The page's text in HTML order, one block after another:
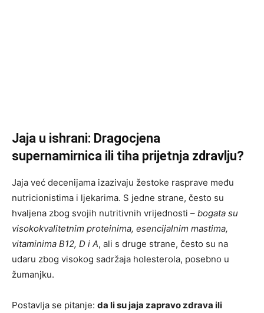
Jaja u ishrani: Dragocjena
supernamirnica ili tiha prijetnja zdravlju?
Jaja već decenijama izazivaju žestoke rasprave među
nutricionistima i ljekarima. S jedne strane, često su
hvaljena zbog svojih nutritivnih vrijednosti – bogata su
visokokvalitetnim proteinima, esencijalnim mastima,
vitaminima B12, D i A, ali s druge strane, često su na
udaru zbog visokog sadržaja holesterola, posebno u
žumanjku.
Postavlja se pitanje: da li su jaja zapravo zdrava ili